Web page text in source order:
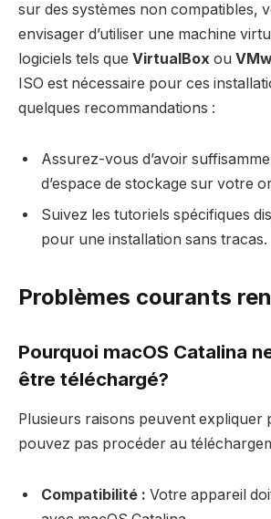
sur des systèmes non compatibles,
envisager d’utiliser une machine
logiciels tels que VirtualBox ou
ISO est nécessaire pour ces
quelques recommandations :
Assurez-vous d’avoir
d’espace de stockage sur votre
Suivez les tutoriels spécifiques
pour une installation sans tracas.
Problèmes courants
Pourquoi macOS Catalina
être téléchargé?
Plusieurs raisons peuvent expliquer
pouvez pas procéder au
Compatibilité : Votre appareil